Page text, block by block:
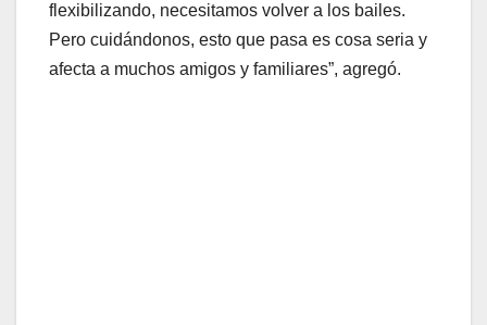
flexibilizando, necesitamos volver a los bailes.
Pero cuidándonos, esto que pasa es cosa seria y
afecta a muchos amigos y familiares”, agregó.